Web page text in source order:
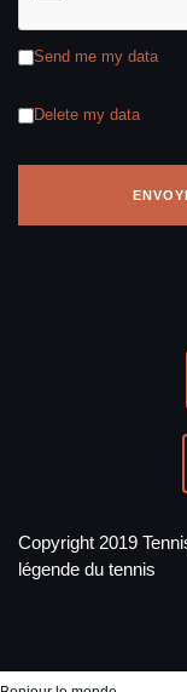
Send me my data
Delete my data
Copyright 2019
légende du tennis